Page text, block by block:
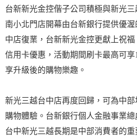
台新新光金控偕子公司積極與新光
南小北門店開幕由台新銀行提供優
中店復業，台新新光金控更獻上祝
信用卡優惠，活動期間刷卡最高可
享升級後的購物樂趣。
新光三越台中店再度回歸，可為中
購物體驗。台新銀行個人金融事業總
台中新光三越長期是中部消費者的